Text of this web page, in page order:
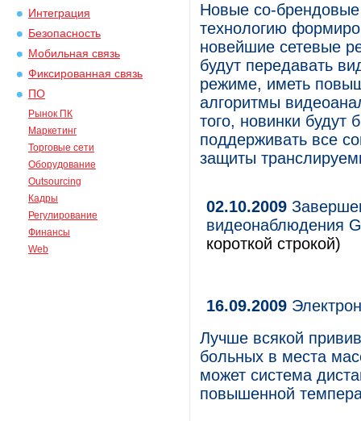
Интеграция
Безопасность
Мобильная связь
Фиксированная связь
ПО
Рынок ПК
Маркетинг
Торговые сети
Оборудование
Outsourcing
Кадры
Регулирование
Финансы
Web
Новые со-
технологию
новейшие сетевые
будут передавать
режиме, иметь
алгоритмы
того, новинки будут
поддерживать все
защиты
02.10.2009
видеонаблюдения
короткой строкой)
16.09.2009
Лучше всякой
больных в места
может система
повышенной